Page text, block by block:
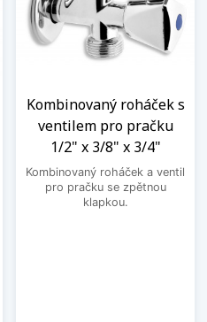
Kombinovaný roháček s
ventilem pro pračku
1/2" x 3/8" x 3/4"
Kombinovaný roháček a ventil
pro pračku se zpětnou
klapkou.